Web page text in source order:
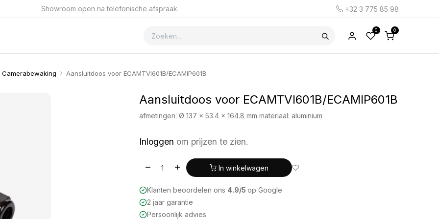
Showroom open na telefonische afspraak. +32 3 775 85 98
0 0
Camerabewaking Aansluitdoos voor ECAMTVI601B/ECAMIP601B
Aansluitdoos voor ECAMTVI601B/ECAMIP601B
afmetingen: Ø 137 x 53.4 x 164.8 mm materiaal: aluminium
Inloggen om prijzen te zien.
In winkelwagen
Klanten beoordelen ons 4.9/5 op Google
2 jaar garantie
Persoonlijk advies